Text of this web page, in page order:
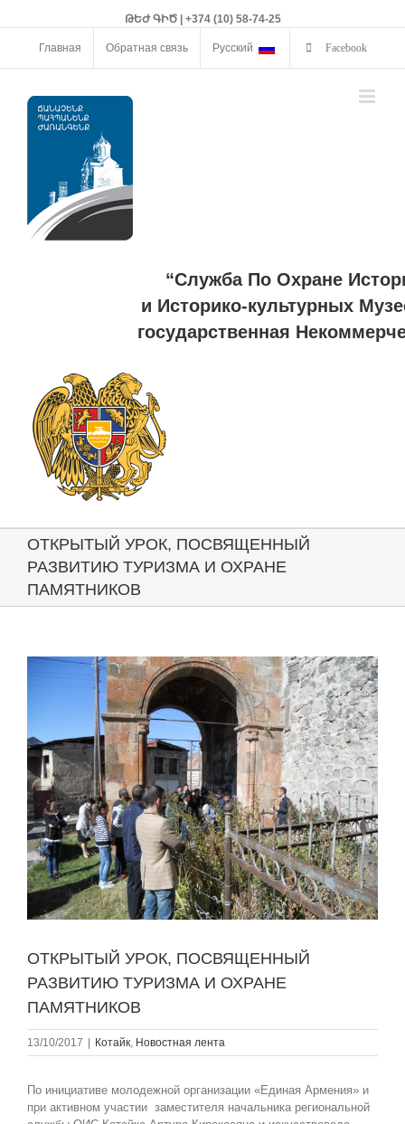
ԹԵԺ ԳԻԾ | +374 (10) 58-74-25
Главная Обратная связь Русский Facebook
“Служба По Охране
и Историко-культурных
государственная
ОТКРЫТЫЙ УРОК, ПОСВЯЩЕННЫЙ
РАЗВИТИЮ ТУРИЗМА И ОХРАНЕ
ПАМЯТНИКОВ
View
ОТКРЫТЫЙ УРОК, ПОСВЯЩЕННЫЙ
РАЗВИТИЮ ТУРИЗМА И ОХРАНЕ
ПАМЯТНИКОВ
13/10/2017 Котайк, Новостная лента
По инициативе молодежной организации «Единая Армения» и
при активном участии заместителя начальника региональной